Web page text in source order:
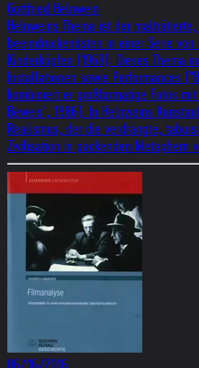
Gottfried Helnwein
Helnweins Thema ist der
beeindruckendsten in einer Serie
Kinderköpfen (1969). Dieses Thema
Installationen sowie Performances
kombiniert er großformatige Fotos
Beweis", 1986). In Helnweins
Realismus, der die verdrängte,
Zivilisation in packenden Metaphern